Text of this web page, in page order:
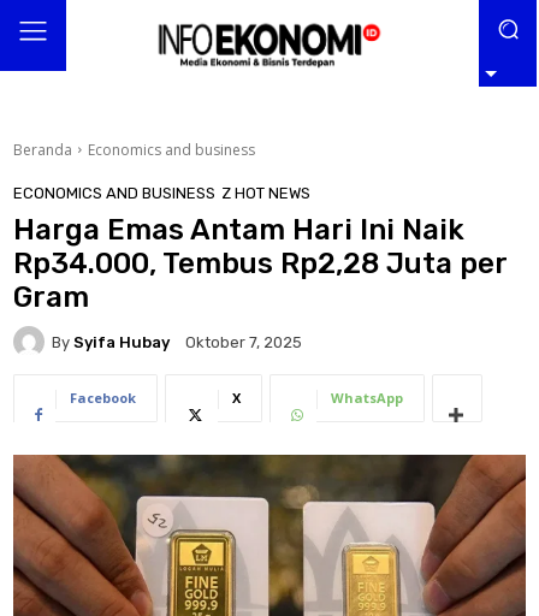
Beranda Economics and business
ECONOMICS AND BUSINESS Z HOT NEWS
Harga Emas Antam Hari Ini Naik
Rp34.000, Tembus Rp2,28 Juta per
Gram
By Syifa Hubay Oktober 7, 2025
Facebook X WhatsApp